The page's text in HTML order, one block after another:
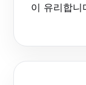
이 유리합니